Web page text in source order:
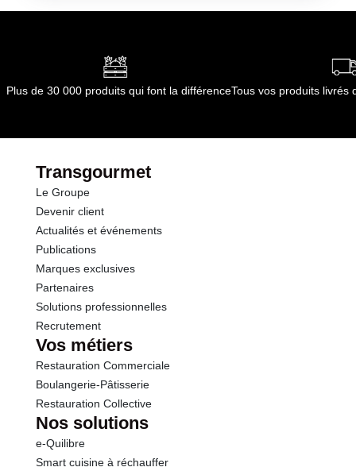
Durée totale du produit :non concerné
Opérations
Plus de 30 000 produits qui font la différenceTous vos produits livrés
Transgourmet
Le Groupe
Devenir client
Actualités et événements
Publications
Marques exclusives
Partenaires
Solutions professionnelles
Recrutement
Vos métiers
Restauration Commerciale
Boulangerie-Pâtisserie
Restauration Collective
Nos solutions
e-Quilibre
Smart cuisine à réchauffer